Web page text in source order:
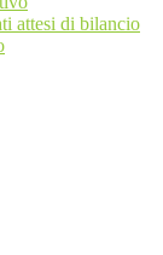
attesi di bilancio